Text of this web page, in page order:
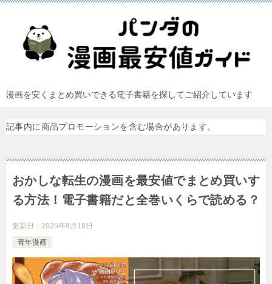
漫画を安くまとめ買いできる電子書籍を探してご紹介しています
記事内に商品プロモーションを含む場合があります。
おかしな転生の漫画を最安値でまとめ買いす
る方法！電子書籍だと全巻いくらで読める？
更新日： 2025年9月16日
青年漫画